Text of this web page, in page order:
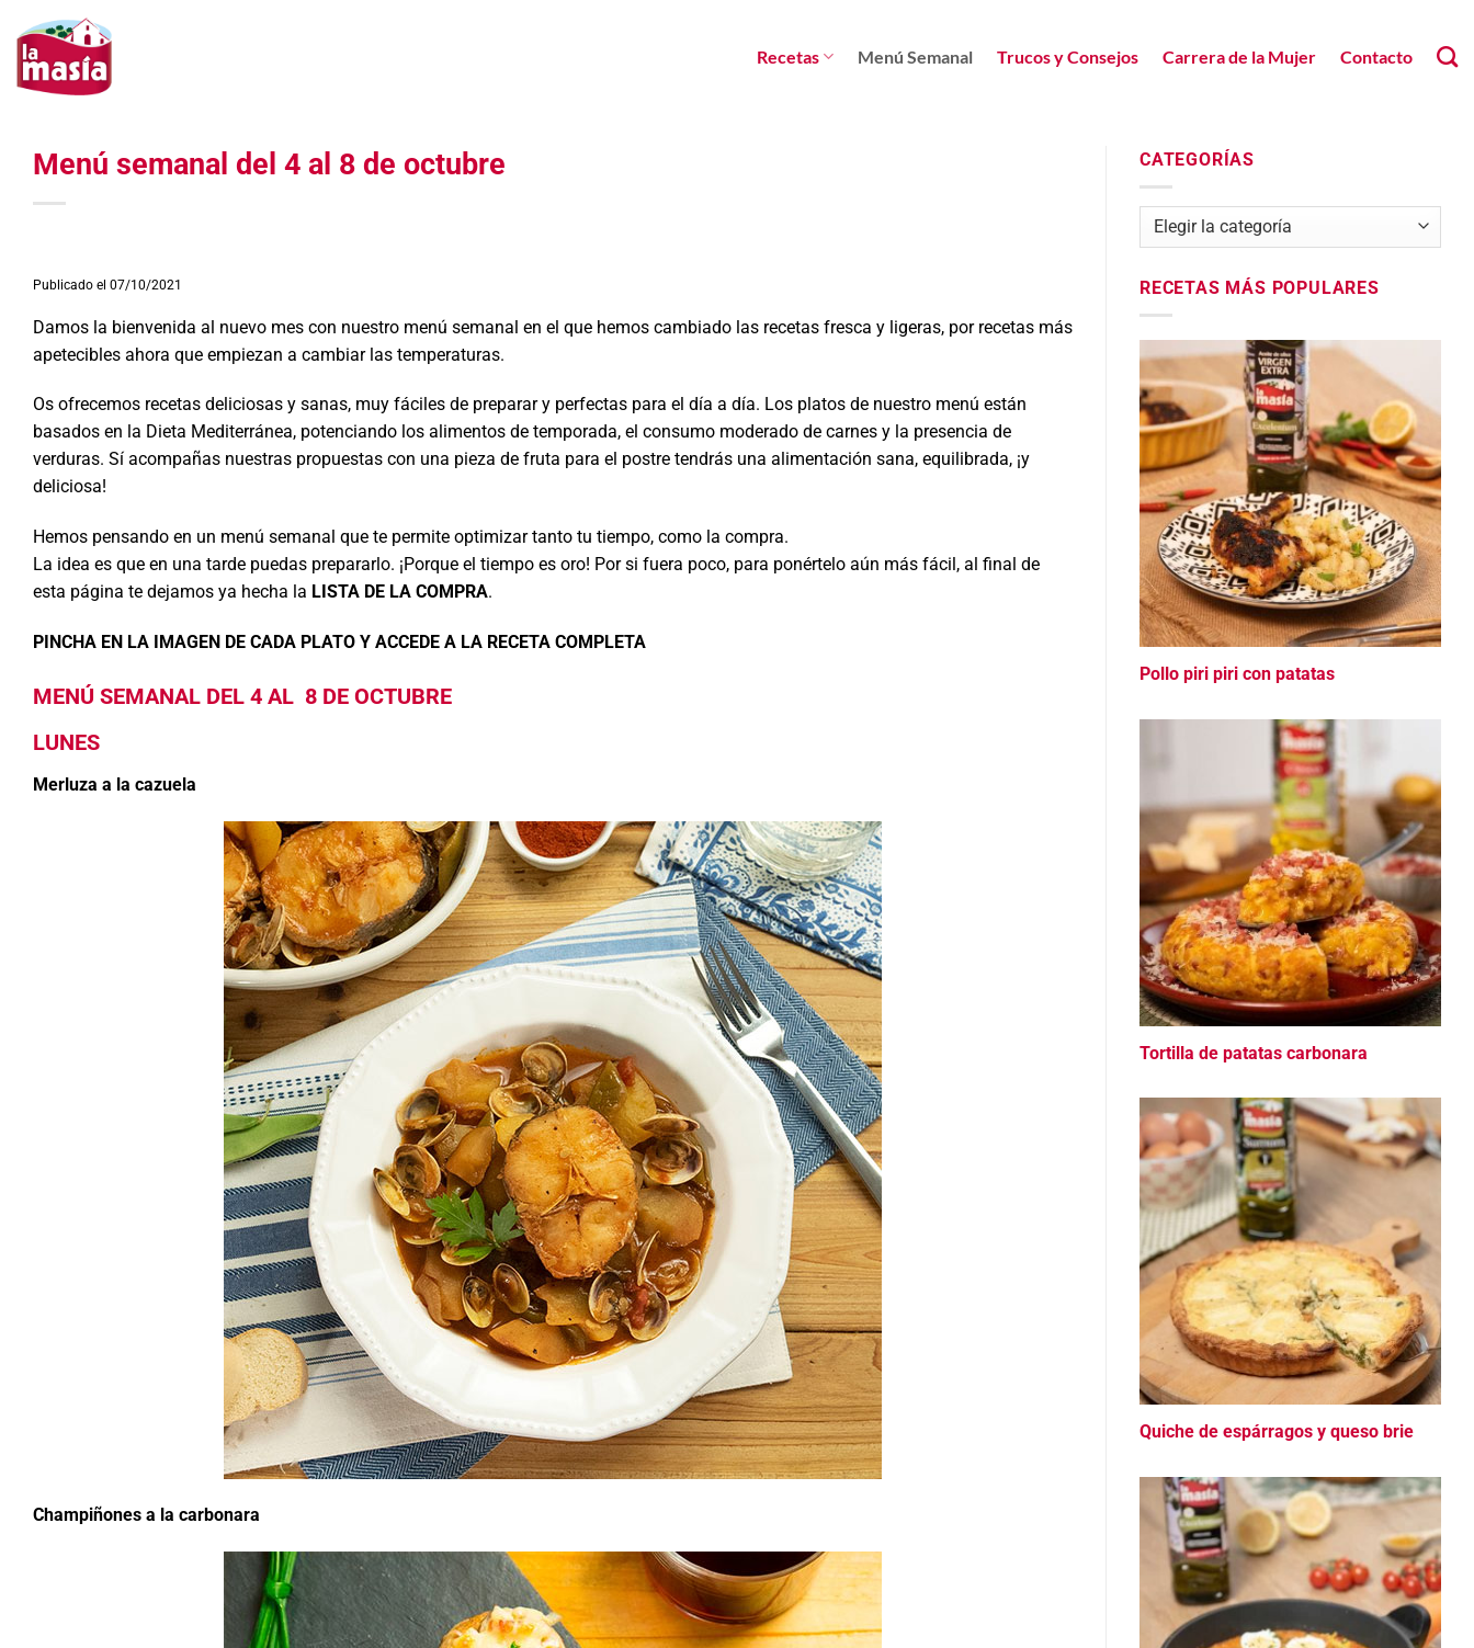
contenido
Recetas Menú Semanal Trucos y Consejos Carrera de la Mujer Contacto
Menú semanal del 4 al 8 de octubre
Publicado el 07/10/2021
Damos la bienvenida al nuevo mes con nuestro menú semanal en el que hemos cambiado las recetas fresca y ligeras, por recetas más
apetecibles ahora que empiezan a cambiar las temperaturas.
Os ofrecemos recetas deliciosas y sanas, muy fáciles de preparar y perfectas para el día a día. Los platos de nuestro menú están
basados en la Dieta Mediterránea, potenciando los alimentos de temporada, el consumo moderado de carnes y la presencia de
verduras. Sí acompañas nuestras propuestas con una pieza de fruta para el postre tendrás una alimentación sana, equilibrada, ¡y
deliciosa!
Hemos pensando en un menú semanal que te permite optimizar tanto tu tiempo, como la compra.
La idea es que en una tarde puedas prepararlo. ¡Porque el tiempo es oro! Por si fuera poco, para ponértelo aún más fácil, al final de
esta página te dejamos ya hecha la LISTA DE LA COMPRA.
PINCHA EN LA IMAGEN DE CADA PLATO Y ACCEDE A LA RECETA COMPLETA
MENÚ SEMANAL DEL 4 AL 8 DE OCTUBRE
LUNES
Merluza a la cazuela
Champiñones a la carbonara
CATEGORÍAS
Categorías
RECETAS MÁS POPULARES
Pollo piri piri con patatas
Tortilla de patatas carbonara
Quiche de espárragos y queso brie